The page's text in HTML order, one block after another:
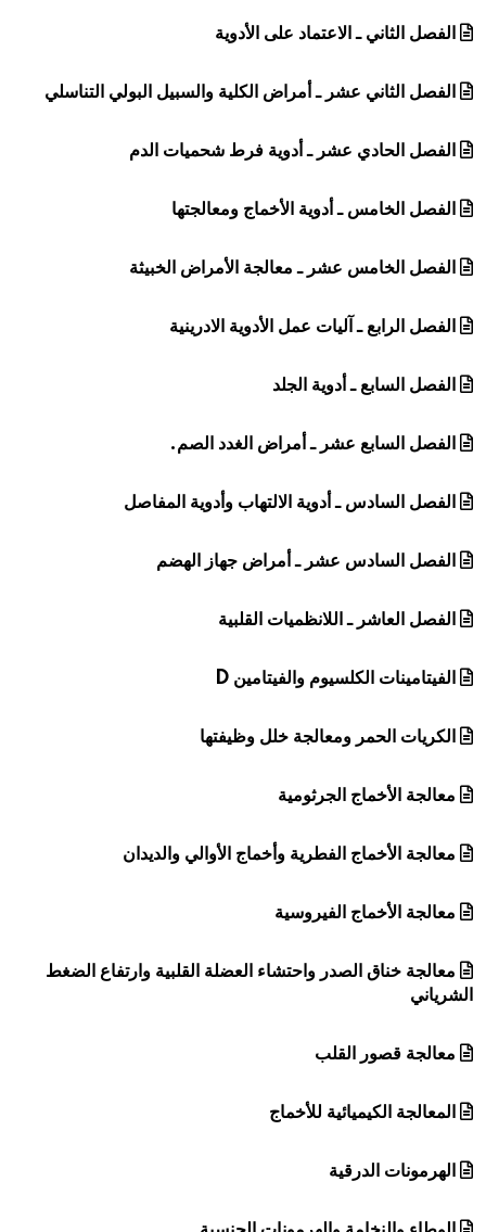
الفصل الثاني ـ الاعتماد على الأدوية
الفصل الثاني عشر ـ أمراض الكلية والسبيل البولي التناسلي
الفصل الحادي عشر ـ أدوية فرط شحميات الدم
الفصل الخامس ـ أدوية الأخماج ومعالجتها
الفصل الخامس عشر ـ معالجة الأمراض الخبيثة
الفصل الرابع ـ آليات عمل الأدوية الادرينية
الفصل السابع ـ أدوية الجلد
الفصل السابع عشر ـ أمراض الغدد الصم.
الفصل السادس ـ أدوية الالتهاب وأدوية المفاصل
الفصل السادس عشر ـ أمراض جهاز الهضم
الفصل العاشر ـ اللانظميات القلبية
الفيتامينات الكلسيوم والفيتامين D
الكريات الحمر ومعالجة خلل وظيفتها
معالجة الأخماج الجرثومية
معالجة الأخماج الفطرية وأخماج الأوالي والديدان
معالجة الأخماج الفيروسية
معالجة خناق الصدر واحتشاء العضلة القلبية وارتفاع الضغط
الشرياني
معالجة قصور القلب
المعالجة الكيميائية للأخماج
الهرمونات الدرقية